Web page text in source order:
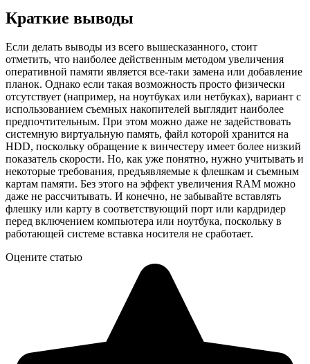
Краткие выводы
Если делать выводы из всего вышесказанного, стоит
отметить, что наиболее действенным методом увеличения
оперативной памяти является все-таки замена или добавление
планок. Однако если такая возможность просто физически
отсутствует (например, на ноутбуках или нетбуках), вариант с
использованием съемных накопителей выглядит наиболее
предпочтительным. При этом можно даже не задействовать
системную виртуальную память, файл которой хранится на
HDD, поскольку обращение к винчестеру имеет более низкий
показатель скорости. Но, как уже понятно, нужно учитывать и
некоторые требования, предъявляемые к флешкам и съемным
картам памяти. Без этого на эффект увеличения RAM можно
даже не рассчитывать. И конечно, не забывайте вставлять
флешку или карту в соответствующий порт или кардридер
перед включением компьютера или ноутбука, поскольку в
работающей системе вставка носителя не сработает.
Оцените статью